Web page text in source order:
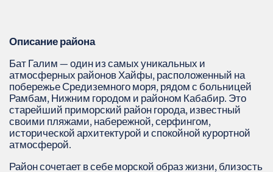
Описание района
Бат Галим — один из самых уникальных и
атмосферных районов Хайфы, расположенный на
побережье Средиземного моря, рядом с больницей
Рамбам, Нижним городом и районом Кабабир. Это
старейший приморский район города, известный
своими пляжами, набережной, серфингом,
исторической архитектурой и спокойной курортной
атмосферой.
Район сочетает в себе морской образ жизни, близость